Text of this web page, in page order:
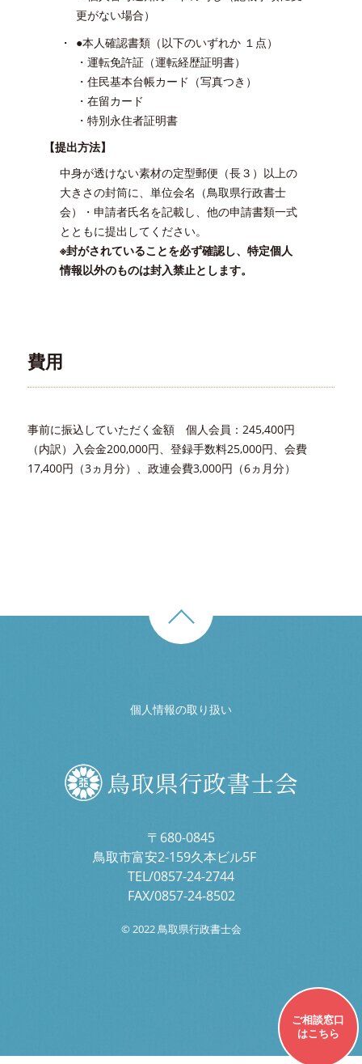
更がない場合）
●本人確認書類（以下のいずれか １点）
・運転免許証（運転経歴証明書）
・住民基本台帳カード（写真つき）
・在留カード
・特別永住者証明書
【提出方法】
中身が透けない素材の定型郵便（長３）以上の
大きさの封筒に、単位会名（鳥取県行政書士
会）・申請者氏名を記載し、他の申請書類一式
とともに提出してください。
※封がされていることを必ず確認し、特定個人
情報以外のものは封入禁止とします。
費用
事前に振込していただく金額 個人会員：245,400円
（内訳）入会金200,000円、登録手数料25,000円、会費
17,400円（3ヵ月分）、政連会費3,000円（6ヵ月分）
ご相談窓口
はこちら
個人情報の取り扱い
〒680-0845
鳥取市富安2-159久本ビル5F
TEL/0857-24-2744
FAX/0857-24-8502
© 2022 鳥取県行政書士会